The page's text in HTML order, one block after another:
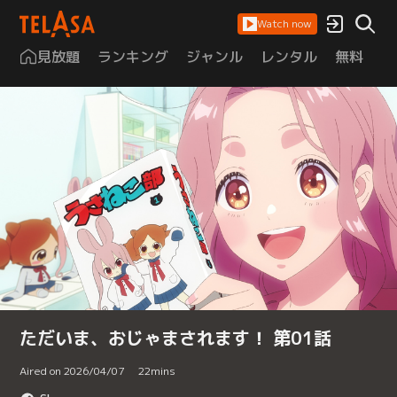
Watch now
見放題 ランキング ジャンル レンタル 無料
ただいま、おじゃまされます！ 第01話
Aired on 2026/04/07 22mins